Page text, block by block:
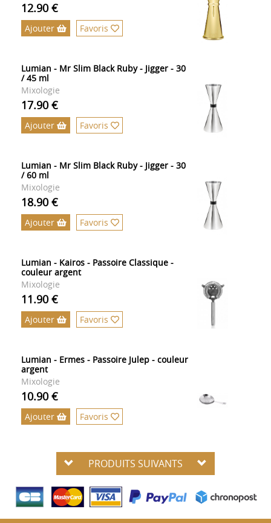
12.90 €
Ajouter Favoris
Lumian - Mr Slim Black Ruby - Jigger - 30
/ 45 ml
Mixologie
17.90 €
Ajouter Favoris
Lumian - Mr Slim Black Ruby - Jigger - 30
/ 60 ml
Mixologie
18.90 €
Ajouter Favoris
Lumian - Kairos - Passoire Classique -
couleur argent
Mixologie
11.90 €
Ajouter Favoris
Lumian - Ermes - Passoire Julep - couleur
argent
Mixologie
10.90 €
Ajouter Favoris
PRODUITS SUIVANTS